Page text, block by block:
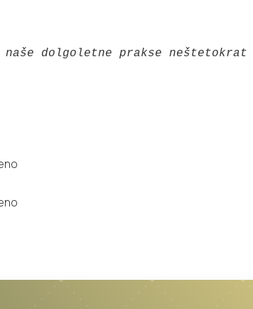
dolgoletne prakse